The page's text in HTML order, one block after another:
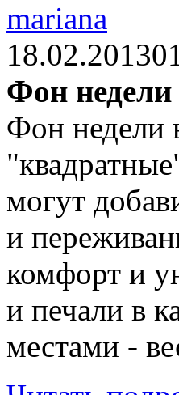
mariana
18.02.2013
Фон недели
Фон недели
могут
и
комфорт и
и печали в
местами -